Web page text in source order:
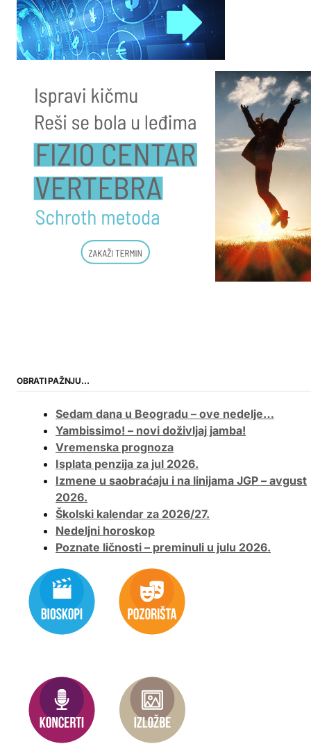
OBRATI PAŽNJU…
Sedam dana u Beogradu – ove nedelje…
Yambissimo! – novi doživljaj jamba!
Vremenska prognoza
Isplata penzija za jul 2026.
Izmene u saobraćaju i na linijama JGP – avgust
2026.
Školski kalendar za 2026/27.
Nedeljni horoskop
Poznate ličnosti – preminuli u julu 2026.